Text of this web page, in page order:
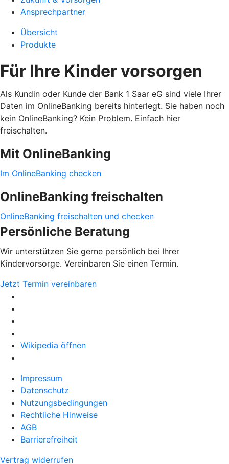
Ansprechpartner
Übersicht
Produkte
Für Ihre Kinder vorsorgen
Als Kundin oder Kunde der Bank 1 Saar eG sind viele Ihrer
Daten im OnlineBanking bereits hinterlegt. Sie haben noch
kein OnlineBanking? Kein Problem. Einfach hier
freischalten.
Mit OnlineBanking
Im OnlineBanking checken
OnlineBanking freischalten
OnlineBanking freischalten und checken
Persönliche Beratung
Wir unterstützen Sie gerne persönlich bei Ihrer
Kindervorsorge. Vereinbaren Sie einen Termin.
Jetzt Termin vereinbaren
Wikipedia öffnen
Impressum
Datenschutz
Nutzungsbedingungen
Rechtliche Hinweise
AGB
Barrierefreiheit
Vertrag widerrufen